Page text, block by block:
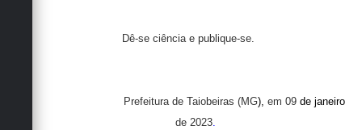
Dê-se ciência e publique-se.
Prefeitura de Taiobeiras (MG), em 09de janeiro
de 2023.